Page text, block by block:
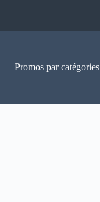
Promos par catégories